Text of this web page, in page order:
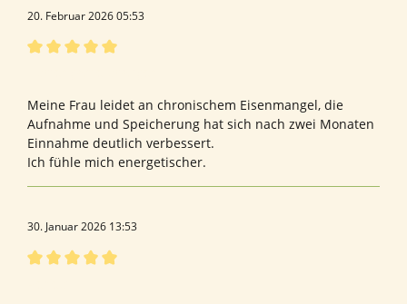
20. Februar 2026 05:53
Meine Frau leidet an chronischem Eisenmangel, die
Aufnahme und Speicherung hat sich nach zwei Monaten
Einnahme deutlich verbessert.
Ich fühle mich energetischer.
30. Januar 2026 13:53